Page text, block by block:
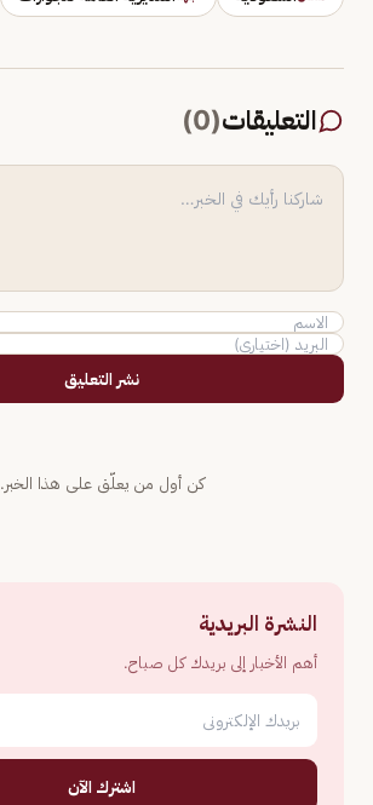
التعليقات(
0
)
نشر التعليق
كن أول من يعلّق على هذا الخبر.
النشرة البريدية
أهم الأخبار إلى بريدك كل صباح.
اشترك الآن